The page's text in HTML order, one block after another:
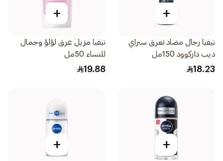
+
نيفيا رجال مضاد تعرق سبراي
ديب داركوود 150مل
18.23
+
نيفيا مزيل عرق لؤلؤ وجمال
للنساء 50مل
19.88
+
+